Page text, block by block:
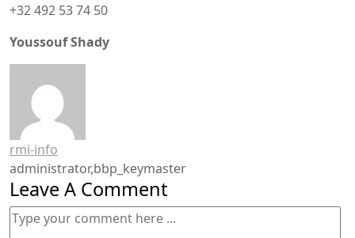
+32 492 53 74 50
Youssouf Shady
rmi-info
administrator,bbp_keymaster
Leave A Comment